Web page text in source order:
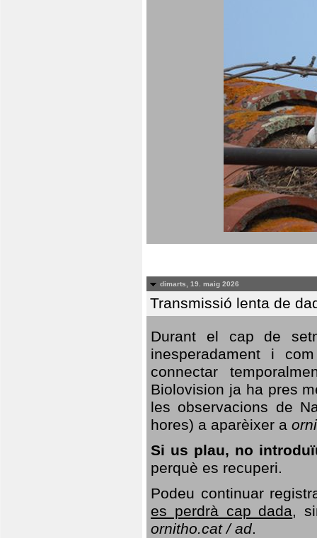
dimarts, 19. maig 2026
Transmissió lenta de
Durant el cap de
inesperadament i
connectar
Biolovision ja ha pres
les observacions de
hores) a aparèixer a
Si us plau, no
perquè es recuperi.
Podeu continuar
es perdrà cap dada,
ornitho.cat / ad.